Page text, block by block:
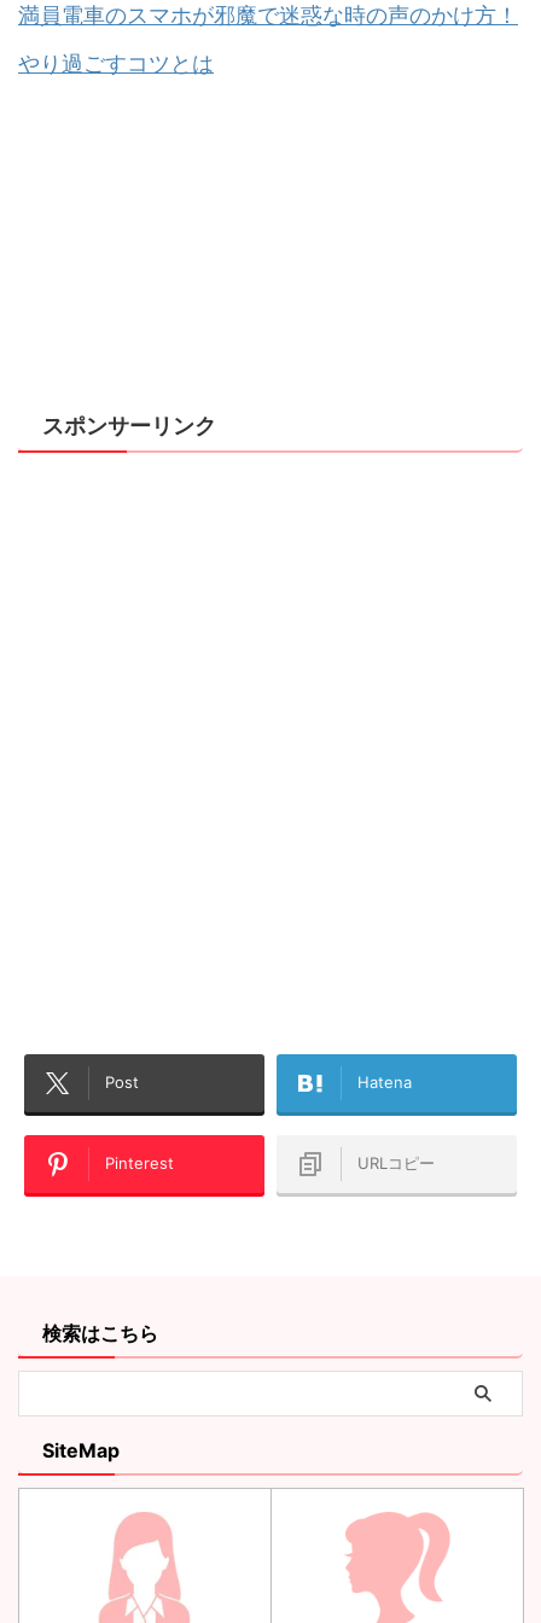
満員電車のスマホが邪魔で迷惑な時の声のかけ方！
やり過ごすコツとは
スポンサーリンク
Post Hatena
Pinterest URLコピー
検索はこちら
SiteMap